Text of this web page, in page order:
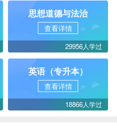
思想道德与法治
查看详情
29956人学过
英语（专升本）
查看详情
18866人学过